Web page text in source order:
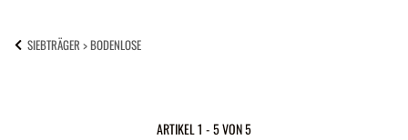
SIEBTRÄGER > BODENLOSE
ARTIKEL 1 - 5 VON 5